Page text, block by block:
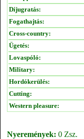
Díjugratás:
Fogathajtás:
Cross-country:
Ügetés:
Lovaspóló:
Military:
Hordókerülés:
Cutting:
Western pleasure:
Nyeremények: 0 Zsz.